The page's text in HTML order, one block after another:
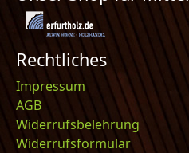
Rechtliches
Impressum
AGB
Widerrufsbelehrung
Widerrufsformular